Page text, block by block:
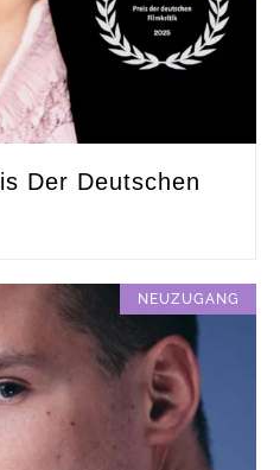
Der Deutschen
NEUZUGANG